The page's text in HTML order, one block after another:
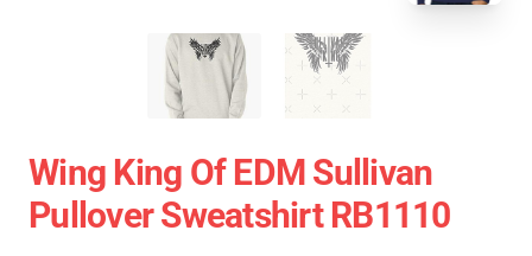
Wing King Of EDM Sullivan
Pullover Sweatshirt RB1110